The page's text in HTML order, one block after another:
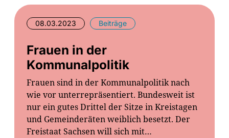
08.03.2023 Beiträge
Frauen in der
Kommunalpolitik
Frauen sind in der Kommunalpolitik nach
wie vor unterrepräsentiert. Bundesweit ist
nur ein gutes Drittel der Sitze in Kreistagen
und Gemeinderäten weiblich besetzt. Der
Freistaat Sachsen will sich mit…